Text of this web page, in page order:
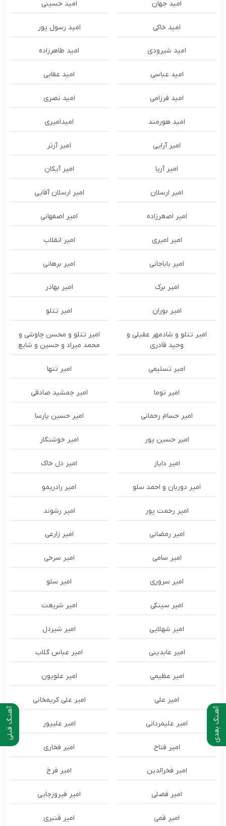
آهنـگ قبلی آهـنگ بعدی
امید جهان امید حسینی
امید خاکی امید رسول پور
امید شیرودی امید طاهرزاده
امید عباسی امید عقابی
امید فرزامی امید نصری
امید هورمند امیدامیری
امیر آرایی امیر آرتر
امیر آریا امیر آیکان
امیر ارسلان امیر ارسلان آقایی
امیر اصغرزاده امیر اصفهانی
امیر امیری امیر انقلاب
امیر باباجانی امیر برهانی
امیر برک امیر بهادر
امیر بوران امیر تتلو
امیر تتلو و شادمهر عقیلی و
وحید قادری
امیر تتلو و محسن چاوشی و
محمد میراد و حسین و شایع
امیر تسلیمی امیر تنها
امیر توما امیر جمشید صادقی
امیر حسام رحمانی امیر حسین پارسا
امیر حسین پور امیر خوشنگار
امیر دایاز امیر دل خاک
امیر دوربان و احمد سلو امیر رادریمو
امیر رحمت پور امیر رشوند
امیر رمضانی امیر زارعی
امیر سامی امیر سرخی
امیر سروری امیر سلو
امیر سینکی امیر شریعت
امیر شهلایی امیر شیردل
امیر عابدینی امیر عباس گلاب
امیر عظیمی امیر علویون
امیر علی امیر علی کریمخانی
امیر علیمردانی امیر علیپور
امیر فتاح امیر فخاری
امیر فخرالدین امیر فرخ
امیر فضلی امیر فیروزجایی
امیر قمی امیر قنبری